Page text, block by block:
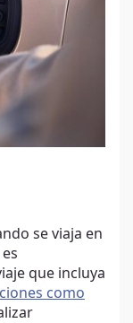
se viaja en
que incluya
como